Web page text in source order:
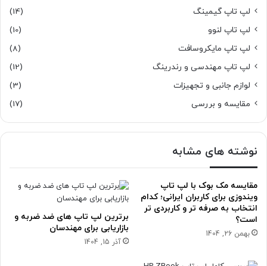
لپ تاپ گیمینگ
(14)
لپ تاپ لنوو
(10)
لپ تاپ مایکروسافت
(8)
لپ تاپ مهندسی و رندرینگ
(12)
لوازم جانبی و تجهیزات
(3)
مقایسه و بررسی
(17)
نوشته های مشابه
مقایسه مک بوک با لپ تاپ
ویندوزی برای کاربران ایرانی؛ کدام
انتخاب به صرفه تر و کاربردی تر
است؟
بهمن 26, 1404
برترین لپ تاپ های ضد ضربه و
بازاریابی برای مهندسان
آذر 15, 1404